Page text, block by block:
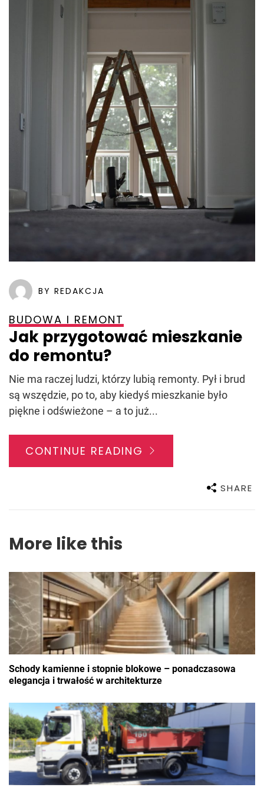
BY REDAKCJA
BUDOWA I REMONT
Jak przygotować mieszkanie
do remontu?
Nie ma raczej ludzi, którzy lubią remonty. Pył i brud
są wszędzie, po to, aby kiedyś mieszkanie było
piękne i odświeżone – a to już...
CONTINUE READING
SHARE
More like this
Schody kamienne i stopnie blokowe – ponadczasowa
elegancja i trwałość w architekturze